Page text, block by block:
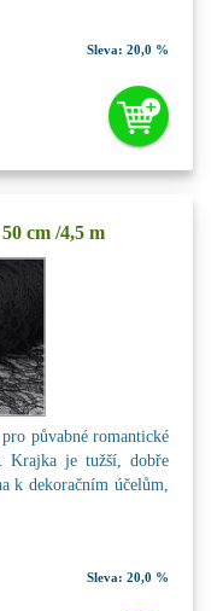
Sleva: 20,0 %
cm /4,5 m
půvabné romantické
Krajka je tužší, dobře
k dekoračním účelům,
Sleva: 20,0 %